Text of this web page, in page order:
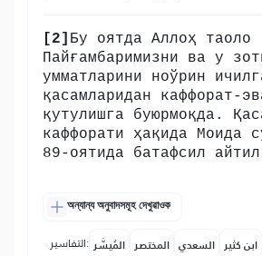
[2] Бу оятда Аллоҳ таоло
Пайғамбаримизни ва у
умматларини ноўрин
қасамларидан каффорат-
қутулишга буюрмоқда.
каффорати ҳақида Моида
89-оятида батафсил
অন্যান্য অনুবাদসমূহ দেখুৱাওক
التفاسير: المُيسَّر المختصر السعدي ابن كثير